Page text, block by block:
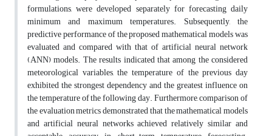
formulations, were developed separately for forecasting daily
minimum and maximum temperatures. Subsequently, the
predictive performance of the proposed mathematical models was
evaluated and compared with that of artificial neural network
(ANN) models. The results indicated that among the considered
meteorological variables, the temperature of the previous day
exhibited the strongest dependency and the greatest influence on
the temperature of the following day. Furthermore, comparison of
the evaluation metrics demonstrated that the mathematical models
and artificial neural networks achieved relatively similar and